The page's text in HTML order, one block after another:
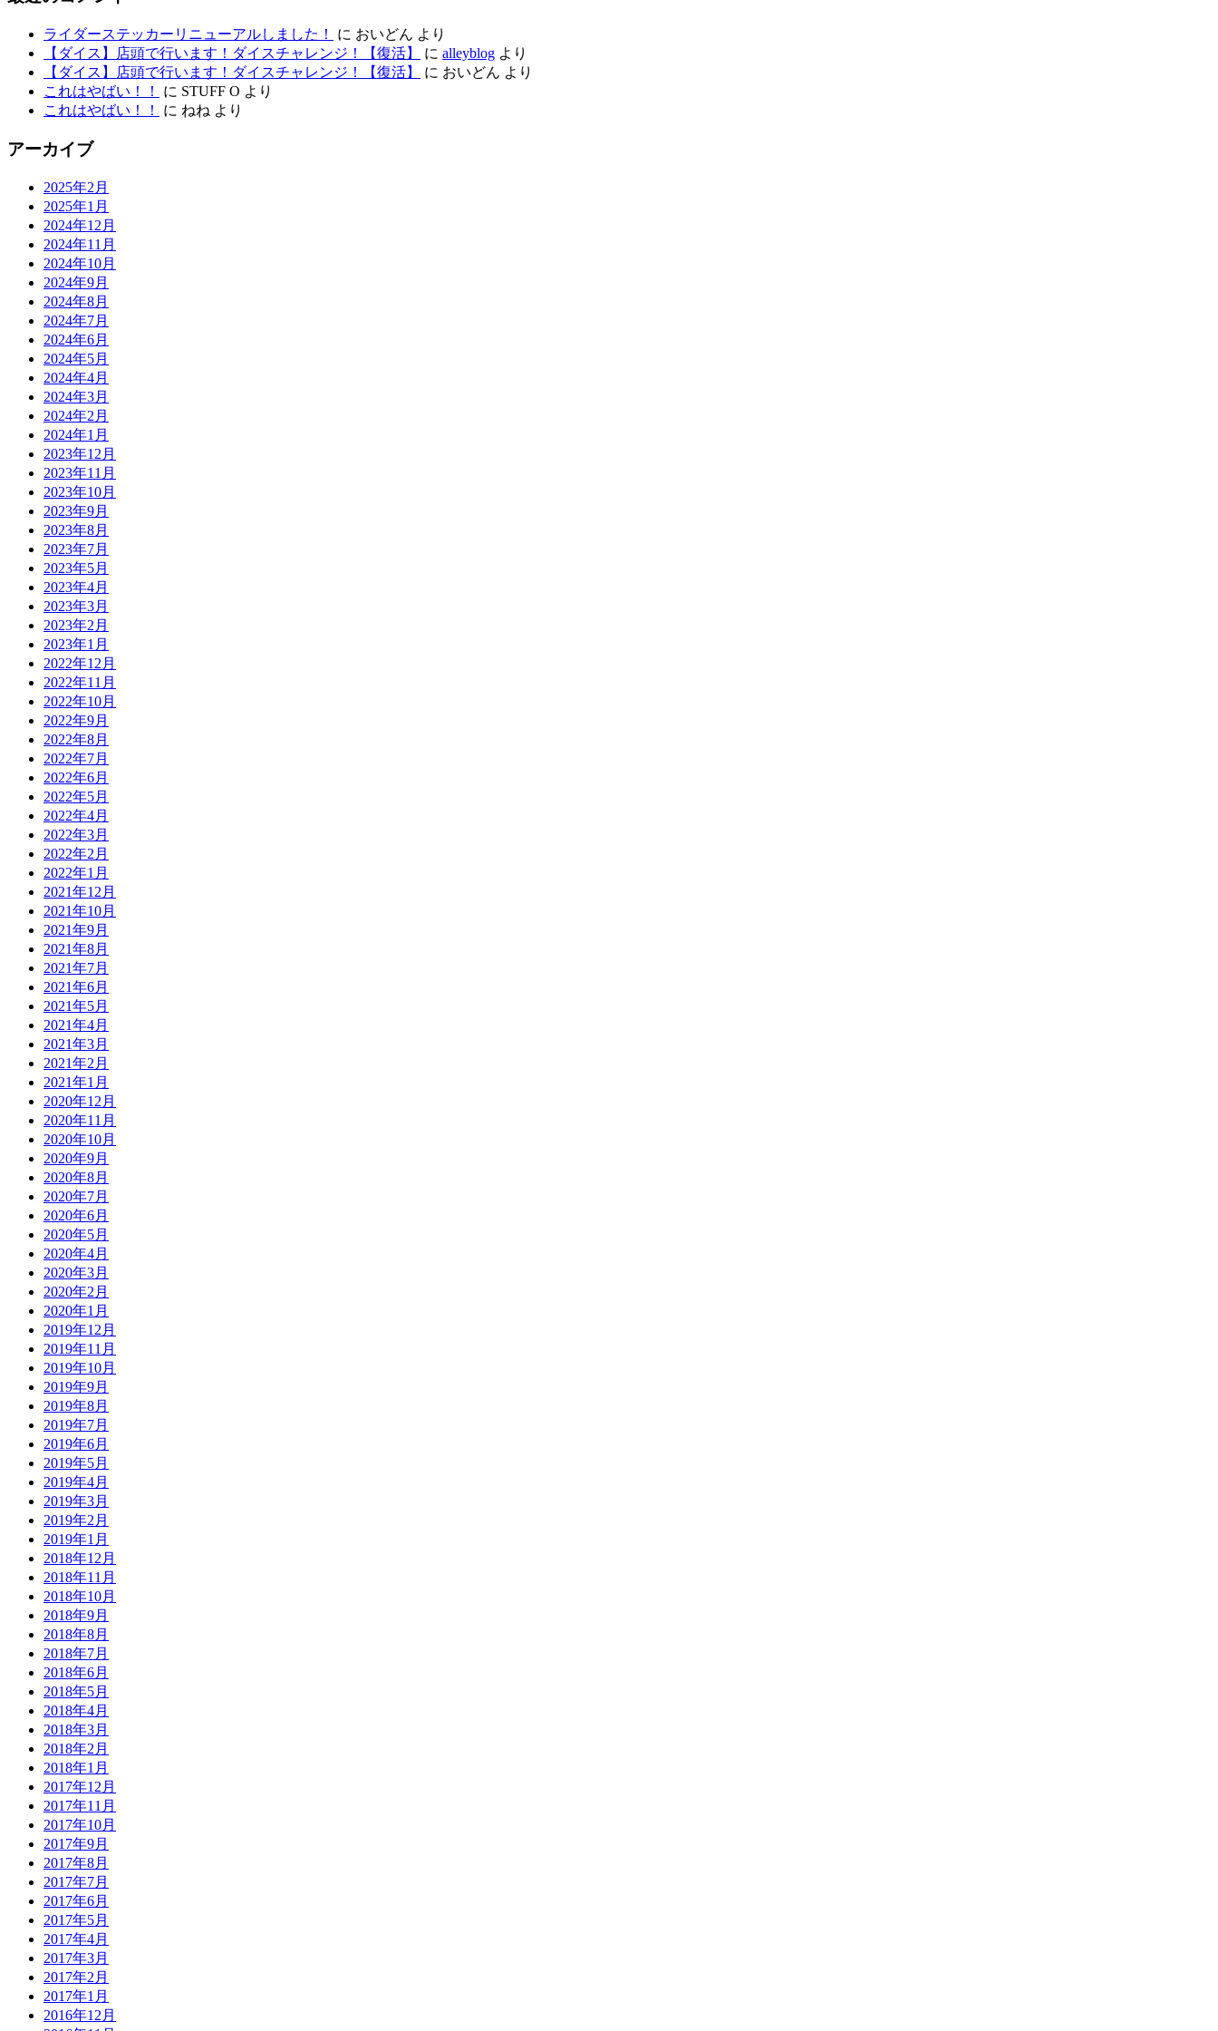
ライダーステッカーリニューアルしました！ に おいどん より
【ダイス】店頭で行います！ダイスチャレンジ！【復活】
に alleyblog より
【ダイス】店頭で行います！ダイスチャレンジ！【復活】
に おいどん より
これはやばい！！
に STUFF O より
これはやばい！！
に ねね より
アーカイブ
2025年2月
2025年1月
2024年12月
2024年11月
2024年10月
2024年9月
2024年8月
2024年7月
2024年6月
2024年5月
2024年4月
2024年3月
2024年2月
2024年1月
2023年12月
2023年11月
2023年10月
2023年9月
2023年8月
2023年7月
2023年5月
2023年4月
2023年3月
2023年2月
2023年1月
2022年12月
2022年11月
2022年10月
2022年9月
2022年8月
2022年7月
2022年6月
2022年5月
2022年4月
2022年3月
2022年2月
2022年1月
2021年12月
2021年10月
2021年9月
2021年8月
2021年7月
2021年6月
2021年5月
2021年4月
2021年3月
2021年2月
2021年1月
2020年12月
2020年11月
2020年10月
2020年9月
2020年8月
2020年7月
2020年6月
2020年5月
2020年4月
2020年3月
2020年2月
2020年1月
2019年12月
2019年11月
2019年10月
2019年9月
2019年8月
2019年7月
2019年6月
2019年5月
2019年4月
2019年3月
2019年2月
2019年1月
2018年12月
2018年11月
2018年10月
2018年9月
2018年8月
2018年7月
2018年6月
2018年5月
2018年4月
2018年3月
2018年2月
2018年1月
2017年12月
2017年11月
2017年10月
2017年9月
2017年8月
2017年7月
2017年6月
2017年5月
2017年4月
2017年3月
2017年2月
2017年1月
2016年12月